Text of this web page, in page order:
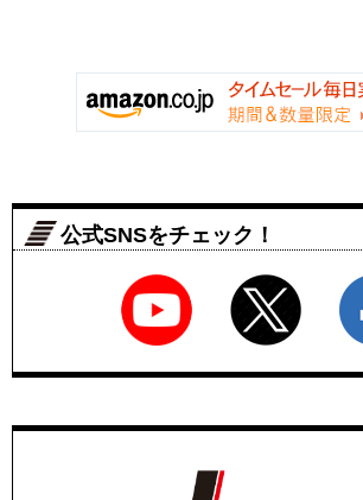
公式SNSをチェック！